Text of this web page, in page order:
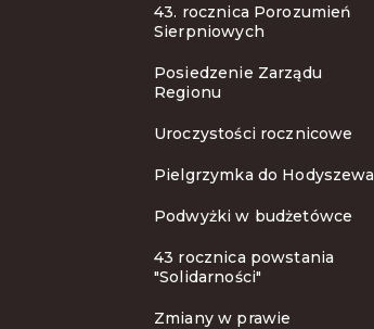
43. rocznica Porozumień
Sierpniowych
Posiedzenie Zarządu
Regionu
Uroczystości rocznicowe
Pielgrzymka do Hodyszewa
Podwyżki w budżetówce
43 rocznica powstania
"Solidarności"
Zmiany w prawie